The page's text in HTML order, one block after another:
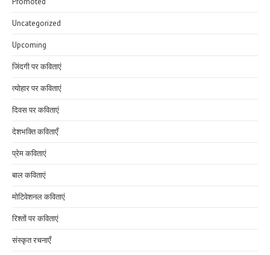
Uncategorized
Upcoming
जिंदगी पर कविताएं
त्योहार पर कविताएं
दिवस पर कविताएं
देशभक्ति कविताएँ
प्रेम कविताएं
बाल कविताएं
मोटिवेशनल कविताएं
रिश्तों पर कविताएं
संस्कृत रचनाएँ